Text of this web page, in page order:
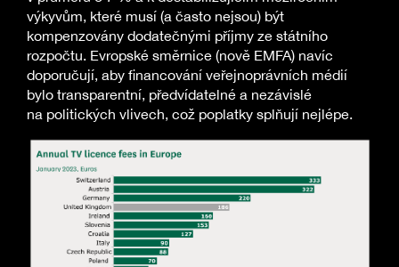
výkyvům, které musí (a často nejsou) být
kompenzovány dodatečnými příjmy ze státního
rozpočtu. Evropské směrnice (nově EMFA) navíc
doporučují, aby financování veřejnoprávních médií
bylo transparentní, předvídatelné a nezávislé
na politických vlivech, což poplatky splňují nejlépe.